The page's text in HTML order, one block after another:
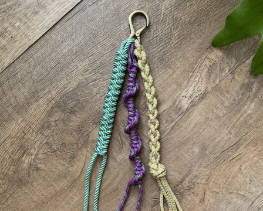
＜場所・アクセス＞
目黒駅からバス14分（7駅）徒歩1分
学芸大学駅から徒歩15分
＜その他特記事項＞
初心者の方の参加歓迎します！